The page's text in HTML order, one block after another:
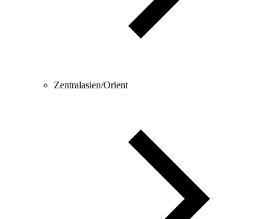
Zentralasien/Orient